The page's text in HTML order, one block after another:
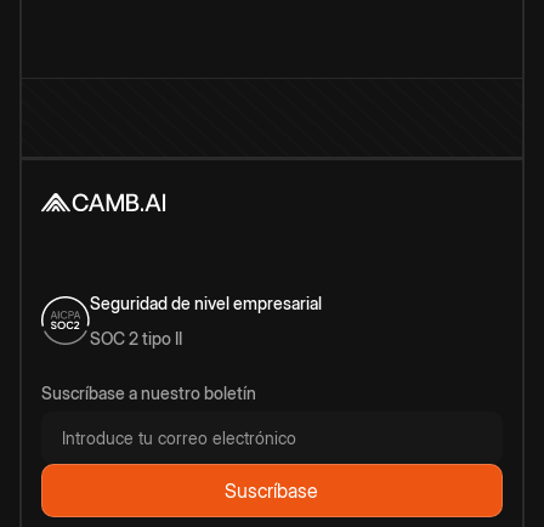
Seguridad de nivel empresarial
SOC 2 tipo II
Suscríbase a nuestro boletín